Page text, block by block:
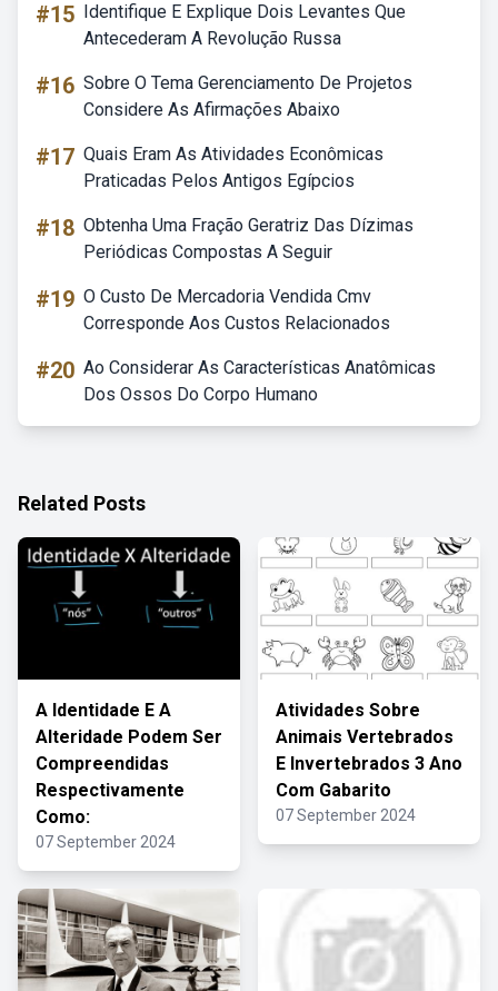
#15 Identifique E Explique Dois Levantes Que
Antecederam A Revolução Russa
#16 Sobre O Tema Gerenciamento De Projetos
Considere As Afirmações Abaixo
#17 Quais Eram As Atividades Econômicas
Praticadas Pelos Antigos Egípcios
#18 Obtenha Uma Fração Geratriz Das Dízimas
Periódicas Compostas A Seguir
#19 O Custo De Mercadoria Vendida Cmv
Corresponde Aos Custos Relacionados
#20 Ao Considerar As Características Anatômicas
Dos Ossos Do Corpo Humano
Related Posts
A Identidade E A
Alteridade Podem Ser
Compreendidas
Respectivamente
Como:
07 September 2024
Atividades Sobre
Animais Vertebrados
E Invertebrados 3 Ano
Com Gabarito
07 September 2024